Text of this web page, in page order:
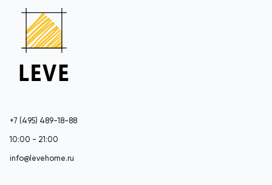
+7 (495) 489-18-88
10:00 - 21:00
info@levehome.ru